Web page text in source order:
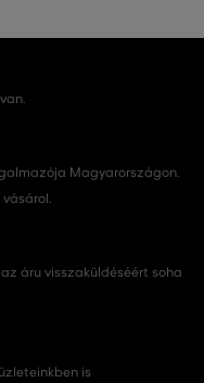
Magyarországon.
áru visszaküldéséért soha
is